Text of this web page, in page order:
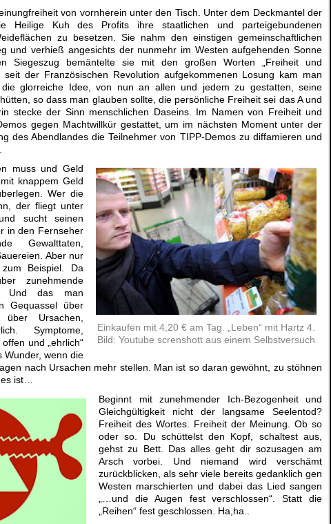
von vornherein unter den Tisch. Unter dem Deckmantel der
Heilige Kuh des Profits ihre staatlichen und parteigebundenen
zu besetzen. Sie nahm den einstigen gemeinschaftlichen
und verhieß angesichts der nunmehr im Westen aufgehenden Sonne
Siegeszug bemäntelte sie mit den großen Worten „Freiheit und
seit der Französischen Revolution aufgekommenen Losung kam man
glorreiche Idee, von nun an allen und jedem zu gestatten, seine
so dass man glauben sollte, die persönliche Freiheit sei das A und
stecke der Sinn menschlichen Daseins. Im Namen von Freiheit und
gegen Machtwillkür gestattet, um im nächsten Moment unter der
des Abendlandes die Teilnehmer von TIPP-Demos zu diffamieren und
Einkaufen mit 4,20 € am Tag. „Leben“ mit Hartz 4.
Bild: Youtube screnshott aus einem Selbstversuch
muss und Geld
knappem Geld
Wer die
der fliegt unter
sucht seinen
in den Fernseher
Gewalttaten,
Aber nur
Beispiel. Da
zunehmende
Und das man
Gequassel über
Ursachen,
Symptome,
und „ehrlich“
Wunder, wenn die
nach Ursachen mehr stellen. Man ist so daran gewöhnt, zu stöhnen
ist…
Beginnt mit zunehmender Ich-Bezogenheit und
Gleichgültigkeit nicht der langsame Seelentod?
Freiheit des Wortes. Freiheit der Meinung. Ob so
oder so. Du schüttelst den Kopf, schaltest aus,
gehst zu Bett. Das alles geht dir sozusagen am
Arsch vorbei. Und niemand wird verschämt
zurückblicken, als sehr viele bereits gedanklich gen
Westen marschierten und dabei das Lied sangen
„…und die Augen fest verschlossen“. Statt die
„Reihen“ fest geschlossen. Ha,ha..